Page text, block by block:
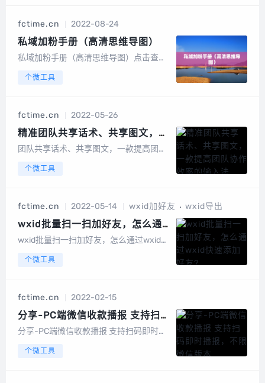
小程序的页面发送或者分享给他，就能
马...
fctime.cn 2022-08-24
私域加粉手册（高清思维导图）
私域加粉手册（高清思维导图）点击查
NU...
个微工具
fctime.cn 2022-05-26
精准团队共享话术、共享图文，一
款提高团队协作效率的输入法
团队共享话术、共享图文，一款提高团队
的输入法，解决朋友圈不折叠、共享话术
建词条，比如品牌、团队或个人IP的介
绍。20...
个微工具
fctime.cn 2022-05-14 wxid加好友 wxid导出
wxid批量扫一扫加好友，怎么通
过wxid快速添加好友?
wxid批量扫一扫加好友，怎么通过wxid快
西死了也没法，自愿购买所谓爆粉是指利
据、V2数据都是些什么。WXID...
个微工具
fctime.cn 2022-02-15
分享-PC端微信收款播报 支持扫码
即时播报，不限微信版本
分享-PC端微信收款播报 支持扫码即时播
就是打开电脑登录微信的人来说，一切操
个微工具